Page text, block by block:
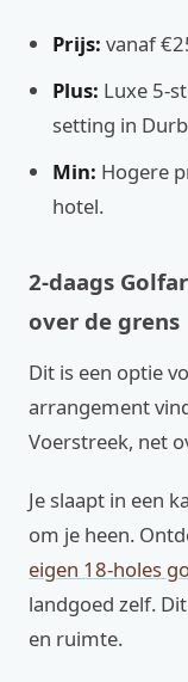
Prijs: vanaf
Plus: Luxe 5-
setting in
Min: Hogere
hotel.
2-daags
over de grens
Dit is een optie
arrangement
Voerstreek, net
Je slaapt in een
om je heen.
eigen 18-holes
landgoed zelf.
en ruimte.